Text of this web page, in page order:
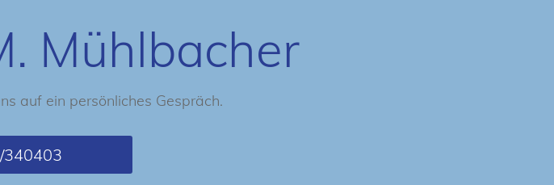
Mühlbacher
auf ein persönliches Gespräch.
340403